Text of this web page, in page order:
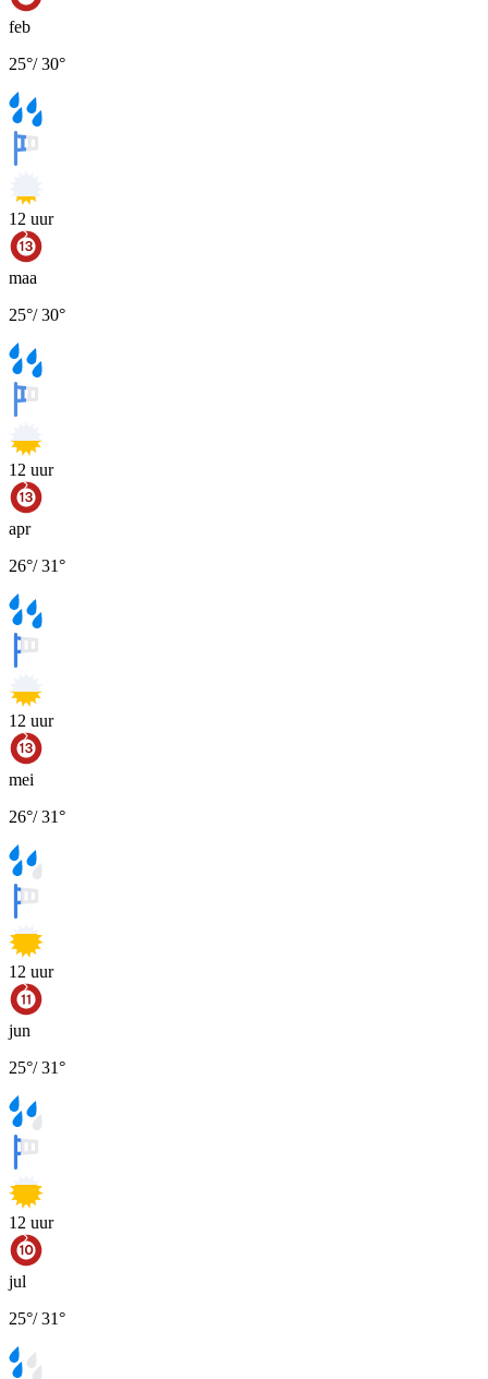
feb
25°/30°
12 uur
maa
25°/30°
12 uur
apr
26°/31°
12 uur
mei
26°/31°
12 uur
jun
25°/31°
12 uur
jul
25°/31°